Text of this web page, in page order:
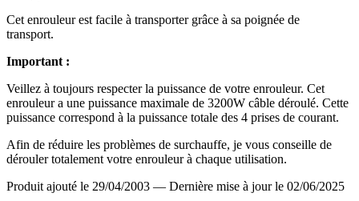
Cet enrouleur est facile à transporter grâce à sa poignée de
transport.
Important :
Veillez à toujours respecter la puissance de votre enrouleur. Cet
enrouleur a une puissance maximale de 3200W câble déroulé. Cette
puissance correspond à la puissance totale des 4 prises de courant.
Afin de réduire les problèmes de surchauffe, je vous conseille de
dérouler totalement votre enrouleur à chaque utilisation.
Produit ajouté le 29/04/2003 — Dernière mise à jour le 02/06/2025